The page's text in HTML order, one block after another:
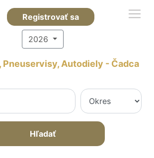
Registrovať sa
2026
Autodiely - Čadca
Hľadať